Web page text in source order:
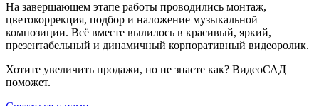
На завершающем этапе работы проводились монтаж,
цветокоррекция, подбор и наложение музыкальной
композиции. Всё вместе вылилось в красивый, яркий,
презентабельный и динамичный корпоративный видеоролик.
Хотите увеличить продажи, но не знаете как? ВидеоСАД
поможет.